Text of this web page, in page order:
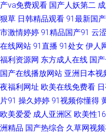
影网站 91中文熟女 国产欧美精品
不卡无码日韩 国产七页 蜜桃传媒
另类综合图 日本Aⅴ网站 丁香福利
电影链接 日日曹干 91色免费看 成
产va免费观看 国产人妖第二
狠草 日韩精品观看 91最新国
市激情婷婷 91精品国产91 云
在线网站 91直播 91处女 伊人
福利资源网 东方成人在线 国
国产在线播放网站 亚洲日本视
夜福利网址 欧美在线免费看
片91 操久婷婷 91视频你懂得
欧美爱爱 成人亚洲区 欧美性16
洲精品 国产热综合 久草网视